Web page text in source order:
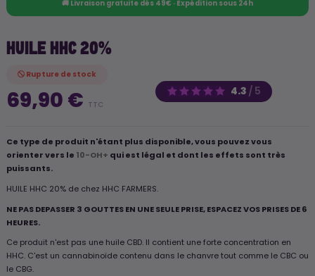
🚚 Livraison gratuite dès 49€ · Expédition sous 24h
HUILE HHC 20%
4.3 / 5
Rupture de stock
69,90 € TTC
Ce type de produit n'étant plus disponible, vous pouvez vous
orienter vers le 10-OH+ qui est légal et dont les effets sont très
puissants.
HUILE HHC 20% de chez HHC FARMERS.
NE PAS DEPASSER 3 GOUTTES EN UNE SEULE PRISE, ESPACEZ VOS PRISES DE 6
HEURES.
Ce produit n'est pas une huile CBD. Il contient une forte concentration en
HHC. C'est un cannabinoïde contenu dans le chanvre tout comme le CBC ou
le CBG.